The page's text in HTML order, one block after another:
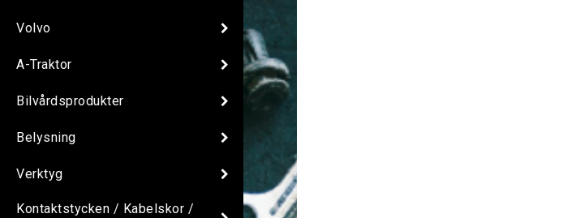
Volvo
A-Traktor
Bilvårdsprodukter
Belysning
Verktyg
Kontaktstycken / Kabelskor /